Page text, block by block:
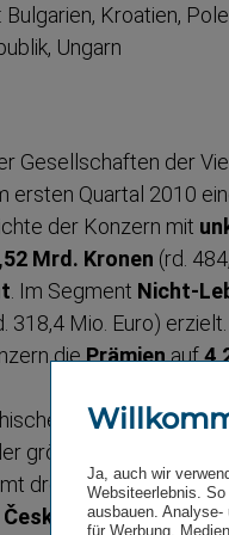
Kroatien,
Ungarn
Gesell­schaften der
ersten Quartal 2010
der Konzern mit
Mrd. Kronen (rd.
. Im Segment Nicht-
318,4 Mio. Euro)
diePrämienauf
größte CEE-Markt der
drei Gesell­schaften
Česká podnikatelská
Ja, auch wir
Websiteerlebnis.
ausbauen.
für Werbung,